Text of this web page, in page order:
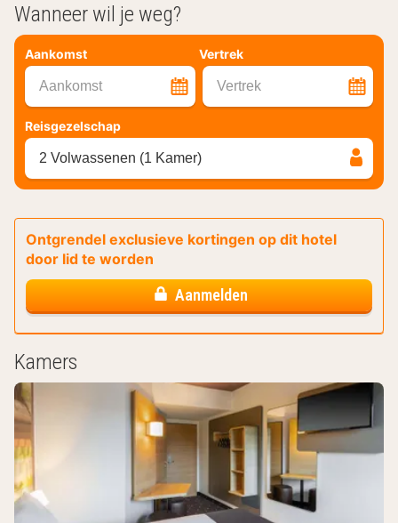
Wanneer wil je weg?
Aankomst Vertrek
Aankomst Vertrek
Reisgezelschap
2 Volwassenen (1 Kamer)
Ontgrendel exclusieve kortingen op dit hotel
door lid te worden
Aanmelden
Kamers